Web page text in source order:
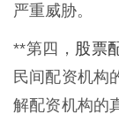
严重威胁。
**第四， 股票
民间配资机构
解配资机构的